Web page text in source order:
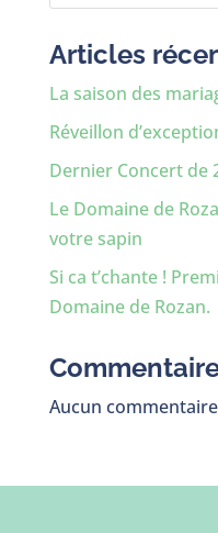
Articles
La saison des
Réveillon
Dernier Concert de
Le Domaine de
votre sapin
Si ca t’chante !
Domaine de Rozan.
Aucun